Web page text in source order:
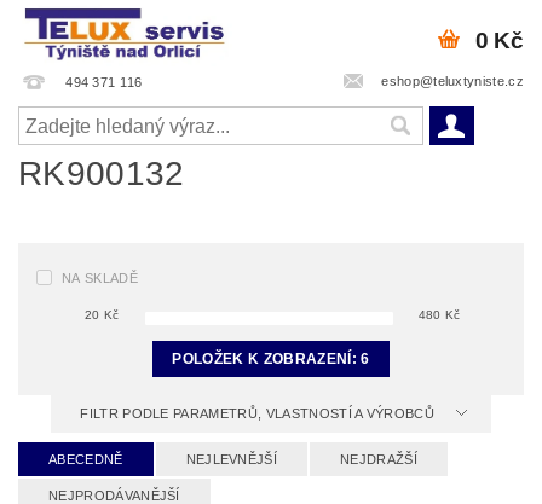
494 371 116 eshop@teluxtyniste.cz
0 Kč
RK900132
NA SKLADĚ
20 Kč 480 Kč
POLOŽEK K ZOBRAZENÍ:6
FILTR PODLE PARAMETRŮ, VLASTNOSTÍ A VÝROBCŮ
ABECEDNĚ NEJLEVNĚJŠÍ NEJDRAŽŠÍ
NEJPRODÁVANĚJŠÍ